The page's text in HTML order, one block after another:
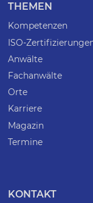
THEMEN
Kompetenzen
ISO-
Anwälte
Fachanwälte
Orte
Karriere
Magazin
Termine
KONTAKT